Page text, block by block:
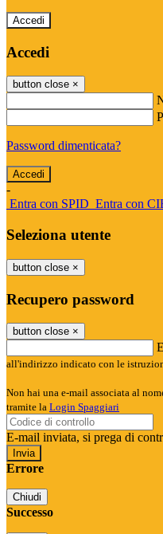
Accedi
Accedi
button close ×
Password dimenticata?
-
Entra con SPID Entra con
Seleziona utente
button close ×
Recupero password
button close ×
all'indirizzo indicato con le
Non hai una e-mail associata al
tramite la Login Spaggiari
E-mail inviata, si prega di
Errore
Chiudi
Successo